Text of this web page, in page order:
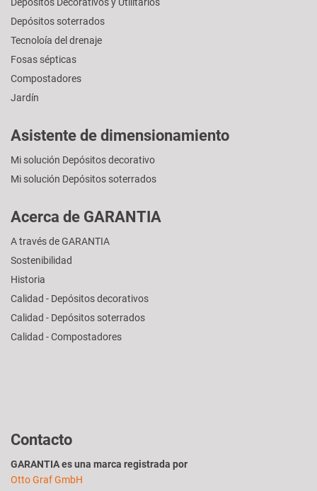
Depósitos Decorativos y Utilitarios
Depósitos soterrados
Tecnoloía del drenaje
Fosas sépticas
Compostadores
Jardín
Asistente de dimensionamiento
Mi solución Depósitos decorativo
Mi solución Depósitos soterrados
Acerca de GARANTIA
A través de GARANTIA
Sostenibilidad
Historia
Calidad - Depósitos decorativos
Calidad - Depósitos soterrados
Calidad - Compostadores
Contacto
GARANTIA es una marca registrada por
Otto Graf GmbH